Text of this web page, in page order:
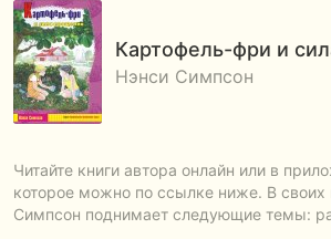
Картофель-фри и
Нэнси Симпсон
Читайте книги автора онлайн или в
которое можно по ссылке ниже. В своих
Симпсон поднимает следующие темы: